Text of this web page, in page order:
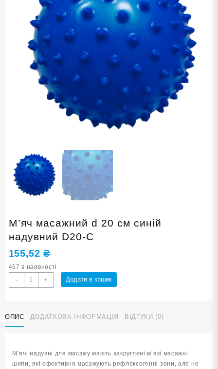
М’яч масажний d 20 см синій
надувний D20-С
155,52₴
457 в наявності
-
М'яч
масажний
см
синій
+ Додати в кошик
ОПИС ДОДАТКОВА ІНФОРМАЦІЯ ВІДГУКИ (0)
М’ячі надувні для масажу мають закруглені м’які масажні
шипи, які ефективно масажують рефлексогенні зони, але не